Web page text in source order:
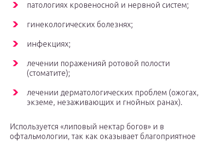
патологиях кровеносной и нервной систем;
гинекологических болезнях;
инфекциях;
лечении пораженияй ротовой полости
(стоматите);
лечении дерматологических проблем (ожогах,
экземе, незаживающих и гнойных ранах).
Используется «липовый нектар богов» и в
офтальмологии, так как оказывает благоприятное